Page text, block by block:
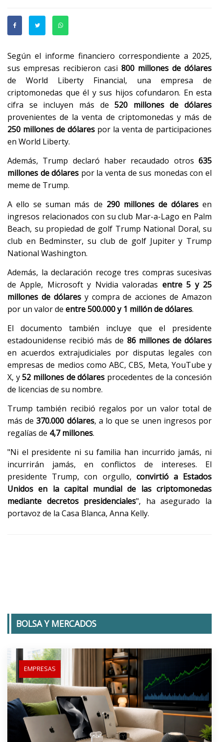
Según el informe financiero correspondiente a 2025,
sus empresas recibieron casi 800 millones de dólares
de World Liberty Financial, una empresa de
criptomonedas que él y sus hijos cofundaron. En esta
cifra se incluyen más de520 millones de dólares
provenientes de la venta de criptomonedas y más de
250 millones de dólares por la venta de participaciones
en World Liberty.
Además, Trump declaró haber recaudado otros 635
millones de dólares por la venta de sus monedas con el
meme de Trump.
A ello se suman más de 290 millones de dólaresen
ingresos relacionados con su club Mar-a-Lago en Palm
Beach, su propiedad de golf Trump National Doral, su
club en Bedminster, su club de golf Jupiter y Trump
National Washington.
Además, la declaración recoge tres compras sucesivas
de Apple, Microsoft y Nvidia valoradas entre 5 y 25
millones de dólaresy compra de acciones de Amazon
por un valor de entre 500.000 y 1 millón de dólares.
El documento también incluye que el presidente
estadounidense recibió más de 86 millones de dólares
en acuerdos extrajudiciales por disputas legales con
empresas de medios como ABC, CBS, Meta, YouTube y
X, y52 millones de dólares procedentes de la concesión
de licencias de su nombre.
Trump también recibió regalos por un valor total de
más de370.000 dólares, a lo que se unen ingresos por
regalías de 4,7 millones.
"Ni el presidente ni su familia han incurrido jamás, ni
incurrirán jamás, en conflictos de intereses. El
presidente Trump, con orgullo, convirtió a Estados
Unidos en la capital mundial de las criptomonedas
mediante decretos presidenciales", ha asegurado la
portavoz de la Casa Blanca, Anna Kelly.
BOLSA Y MERCADOS
EMPRESAS